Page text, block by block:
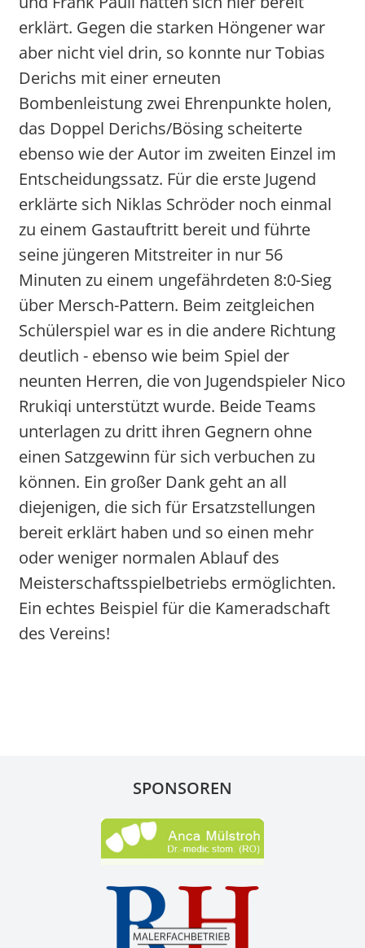
erklärt. Gegen die starken Höngener war
aber nicht viel drin, so konnte nur Tobias
Derichs mit einer erneuten
Bombenleistung zwei Ehrenpunkte holen,
das Doppel Derichs/Bösing scheiterte
ebenso wie der Autor im zweiten Einzel im
Entscheidungssatz. Für die erste Jugend
erklärte sich Niklas Schröder noch einmal
zu einem Gastauftritt bereit und führte
seine jüngeren Mitstreiter in nur 56
Minuten zu einem ungefährdeten 8:0-Sieg
über Mersch-Pattern. Beim zeitgleichen
Schülerspiel war es in die andere Richtung
deutlich - ebenso wie beim Spiel der
neunten Herren, die von Jugendspieler Nico
Rrukiqi unterstützt wurde. Beide Teams
unterlagen zu dritt ihren Gegnern ohne
einen Satzgewinn für sich verbuchen zu
können. Ein großer Dank geht an all
diejenigen, die sich für Ersatzstellungen
bereit erklärt haben und so einen mehr
oder weniger normalen Ablauf des
Meisterschaftsspielbetriebs ermöglichten.
Ein echtes Beispiel für die Kameradschaft
des Vereins!
SPONSOREN